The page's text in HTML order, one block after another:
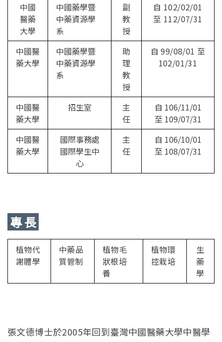
中國
醫藥
大學
中國藥學暨
中藥資源學
系
副
教
授
自 102/02/01
至 112/07/31
中國醫
藥大學
中國藥學暨
中藥資源學
系
助
理
教
授
自 99/08/01 至
102/01/31
中國醫
藥大學
招生室
主
任
自 106/11/01
至 109/07/31
中國醫
藥大學
國際事務處
國際學生中
心
主
任
自 106/10/01
至 108/07/31
專 長
植物代
謝體學
中藥品
質管制
植物毛
狀根培
養
植物環
控栽培
生
藥
學
張文德博士於2005年回到臺灣中國醫藥大學中醫學